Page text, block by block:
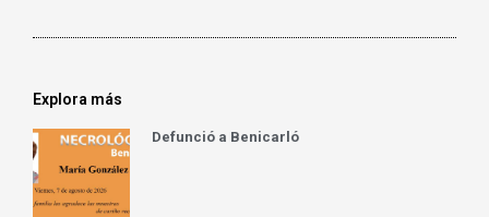
Explora más
Defunció a Benicarló